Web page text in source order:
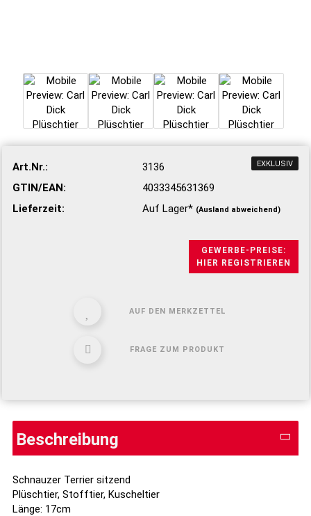
EXKLUSIV
Art.Nr.:
3136
GTIN/EAN:
4033345631369
Lieferzeit:
Auf Lager* (Ausland abweichend)
GEWERBE-PREISE:
HIER REGISTRIEREN
AUF DEN MERKZETTEL
FRAGE ZUM PRODUKT
Beschreibung
Schnauzer Terrier sitzend
Plüschtier, Stofftier, Kuscheltier
Länge: 17cm